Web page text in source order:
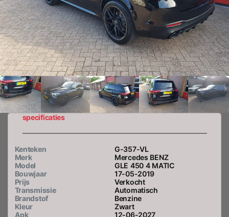
specificaties
Kenteken
G-357-VL
Merk
Mercedes BENZ
Model
GLE 450 4 MATIC
Bouwjaar
17-05-2019
Prijs
Verkocht
Transmissie
Automatisch
Brandstof
Benzine
Kleur
Zwart
Apk
12-06-2027